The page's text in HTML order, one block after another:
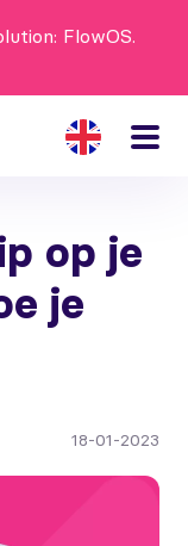
FlowOS.
op je
je
18-01-2023